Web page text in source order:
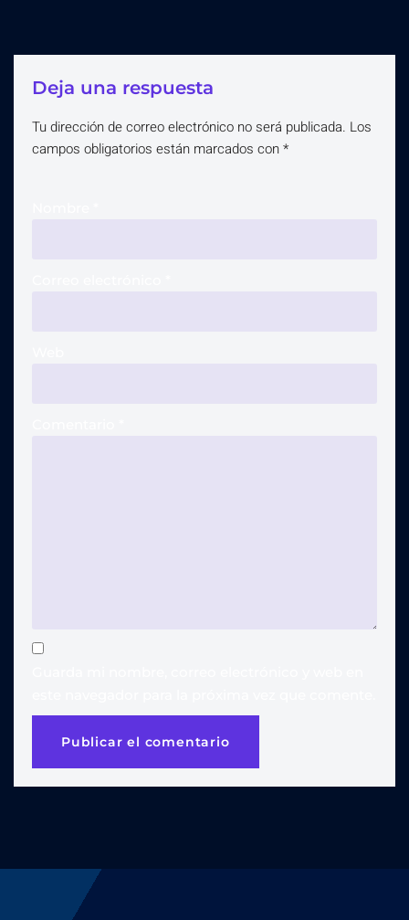
Deja una respuesta
Tu dirección de correo electrónico no será publicada. Los
campos obligatorios están marcados con*